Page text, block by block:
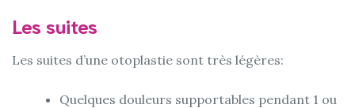
Les suites
Les suites d’une otoplastie sont très légères:
Quelques douleurs supportables pendant 1 ou